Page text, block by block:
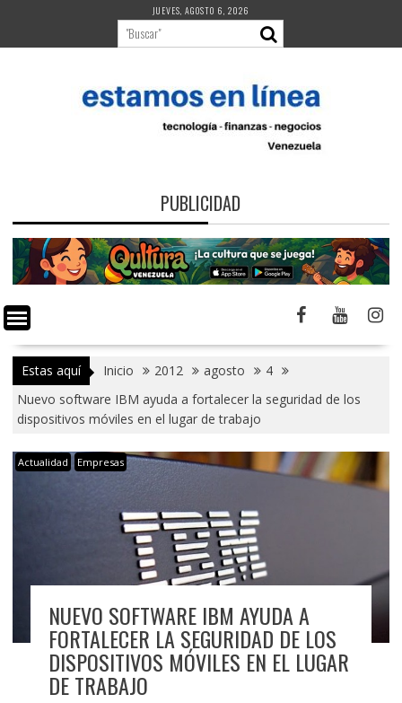
contenido
JUEVES, AGOSTO 6, 2026
PUBLICIDAD
Estas aquí Inicio 2012 agosto
4
Nuevo software IBM ayuda a fortalecer la seguridad de los
dispositivos móviles en el lugar de trabajo
Actualidad Empresas
NUEVO SOFTWARE IBM AYUDA A
FORTALECER LA SEGURIDAD DE LOS
DISPOSITIVOS MÓVILES EN EL LUGAR
DE TRABAJO